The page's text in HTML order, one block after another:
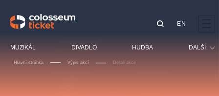
MUZIKÁL DIVADLO HUDBA DALŠÍ
EN
Hlavní stránka Výpis akcí Detail akce